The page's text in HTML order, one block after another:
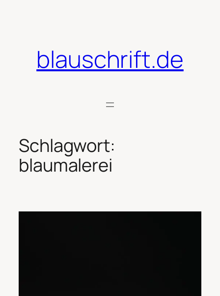
blauschrift.de
Schlagwort:
blaumalerei